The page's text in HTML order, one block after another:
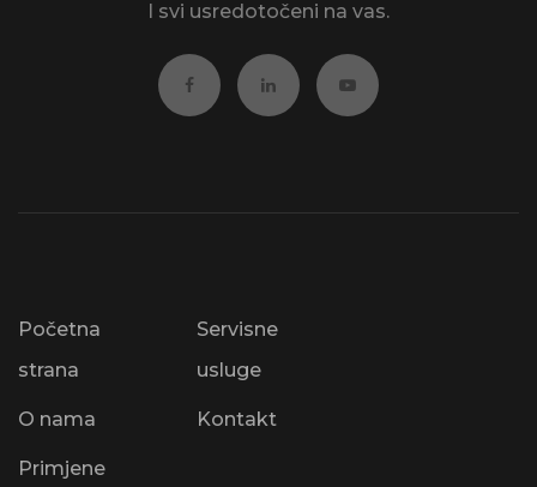
I svi usredotočeni na vas.
Početna
strana
O nama
Primjene
Servisne
usluge
Kontakt